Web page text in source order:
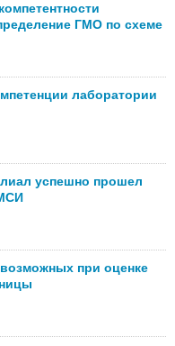
ГМО по схеме
лаборатории
успешно прошел
при оценке